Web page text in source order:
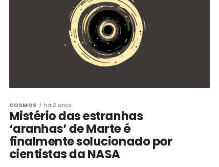
COSMOS há 2 anos
Mistério das estranhas
‘aranhas’ de Marte é
finalmente solucionado por
cientistas da NASA